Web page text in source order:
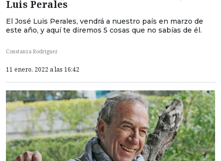
Luis Perales
El José Luis Perales, vendrá a nuestro país en marzo de
este año, y aquí te diremos 5 cosas que no sabías de él.
Constanza Rodriguez
11 enero, 2022 a las 16:42